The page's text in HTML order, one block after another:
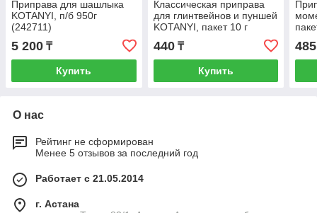
Приправа для шашлыка
KOTANYI, п/б 950г
(242711)
5 200 ₸
Купить
Классическая приправа
для глинтвейнов и пуншей
KOTANYI, пакет 10 г
(104111)
440₸
Купить
485
О нас
Рейтинг не сформирован
Менее 5 отзывов за последний год
Работает с 21.05.2014
г. Астана